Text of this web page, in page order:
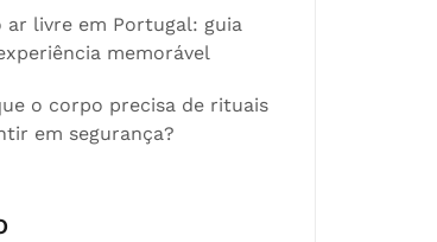
ar livre em Portugal: guia
memorável
o corpo precisa de rituais
em segurança?